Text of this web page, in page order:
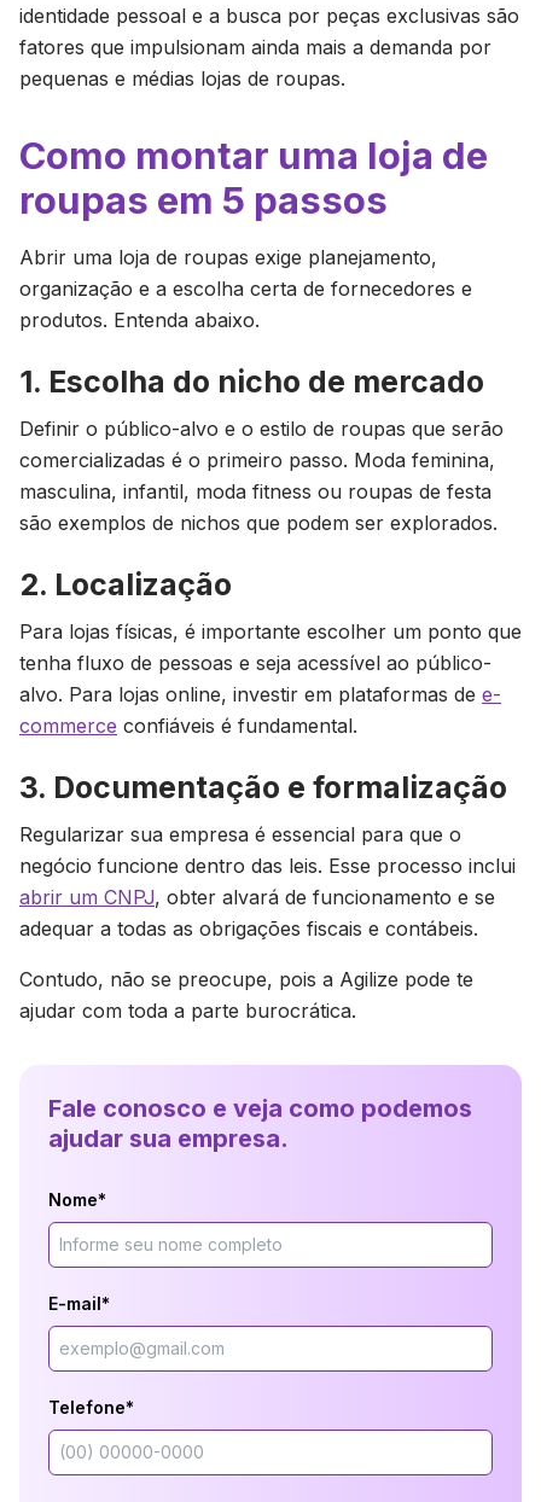
identidade pessoal e a busca por peças exclusivas são
fatores que impulsionam ainda mais a demanda por
pequenas e médias lojas de roupas.
Como montar uma loja de
roupas em 5 passos
Abrir uma loja de roupas exige planejamento,
organização e a escolha certa de fornecedores e
produtos. Entenda abaixo.
1. Escolha do nicho de mercado
Definir o público-alvo e o estilo de roupas que serão
comercializadas é o primeiro passo. Moda feminina,
masculina, infantil, moda fitness ou roupas de festa
são exemplos de nichos que podem ser explorados.
2. Localização
Para lojas físicas, é importante escolher um ponto que
tenha fluxo de pessoas e seja acessível ao público-
alvo. Para lojas online, investir em plataformas de e-
commerce confiáveis é fundamental.
3. Documentação e formalização
Regularizar sua empresa é essencial para que o
negócio funcione dentro das leis. Esse processo inclui
abrir um CNPJ, obter alvará de funcionamento e se
adequar a todas as obrigações fiscais e contábeis.
Contudo, não se preocupe, pois a Agilize pode te
ajudar com toda a parte burocrática.
Fale conosco e veja como podemos
ajudar sua empresa.
Nome*
E-mail*
Telefone*